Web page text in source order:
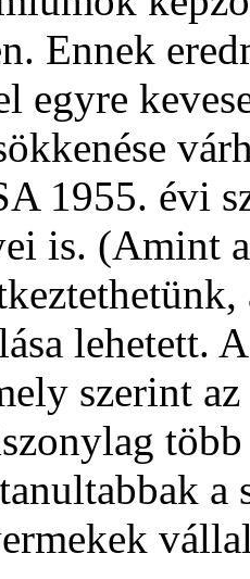
Ennek
egyre
1955. évi
is. (Amint
lehetett.
szerint
a